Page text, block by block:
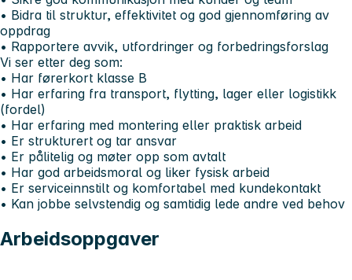
• Bidra til struktur, effektivitet og god gjennomføring av
oppdrag
• Rapportere avvik, utfordringer og forbedringsforslag
Vi ser etter deg som:
• Har førerkort klasse B
• Har erfaring fra transport, flytting, lager eller logistikk
(fordel)
• Har erfaring med montering eller praktisk arbeid
• Er strukturert og tar ansvar
• Er pålitelig og møter opp som avtalt
• Har god arbeidsmoral og liker fysisk arbeid
• Er serviceinnstilt og komfortabel med kundekontakt
• Kan jobbe selvstendig og samtidig lede andre ved behov
Arbeidsoppgaver